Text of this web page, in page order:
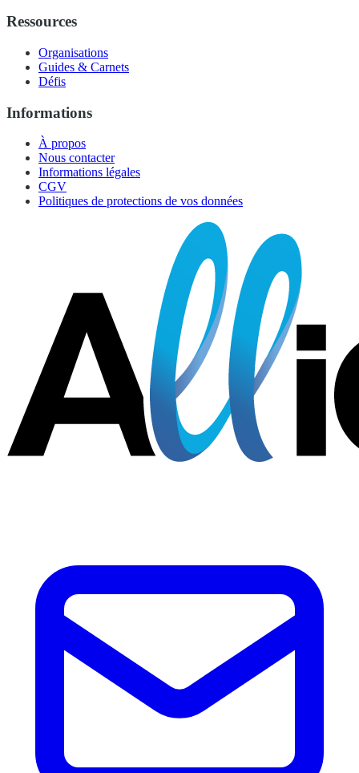
Ressources
Organisations
Guides & Carnets
Défis
Informations
À propos
Nous contacter
Informations légales
CGV
Politiques de protections de vos données